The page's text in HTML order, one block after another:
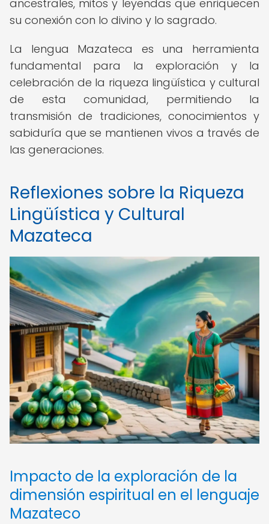
ancestrales, mitos y leyendas que enriquecen
su conexión con lo divino y lo sagrado.
La lengua Mazateca es una herramienta
fundamental para la exploración y la
celebración de la riqueza lingüística y cultural
de esta comunidad, permitiendo la
transmisión de tradiciones, conocimientos y
sabiduría que se mantienen vivos a través de
las generaciones.
Reflexiones sobre la Riqueza
Lingüística y Cultural
Mazateca
Impacto de la exploración de la
dimensión espiritual en el lenguaje
Mazateco